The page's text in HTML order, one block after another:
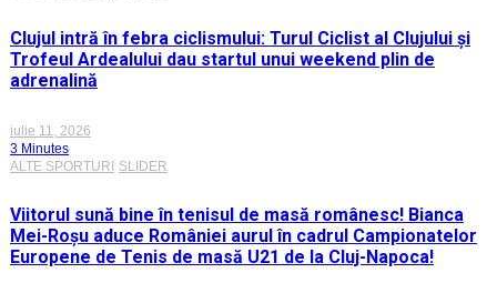
Clujul intră în febra ciclismului: Turul Ciclist al Clujului și
Trofeul Ardealului dau startul unui weekend plin de
adrenalină
iulie 11, 2026
3 Minutes
ALTE SPORTURI
SLIDER
Viitorul sună bine în tenisul de masă românesc! Bianca
Mei-Roșu aduce României aurul în cadrul Campionatelor
Europene de Tenis de masă U21 de la Cluj-Napoca!